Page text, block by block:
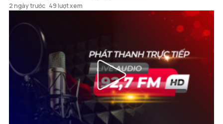
2 ngày trước 49 lượt xem